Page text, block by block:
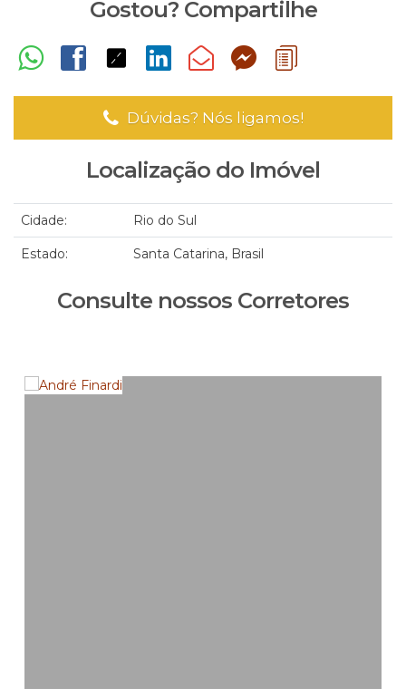
Gostou? Compartilhe
Dúvidas? Nós ligamos!
Localização do Imóvel
Cidade: Rio do Sul
Estado: Santa Catarina, Brasil
Consulte nossos Corretores